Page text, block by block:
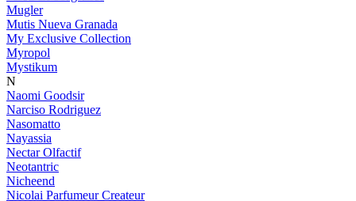
Mugler
Mutis Nueva Granada
My Exclusive Collection
Myropol
Mystikum
N
Naomi Goodsir
Narciso Rodriguez
Nasomatto
Nayassia
Nectar Olfactif
Neotantric
Nicheend
Nicolai Parfumeur Createur